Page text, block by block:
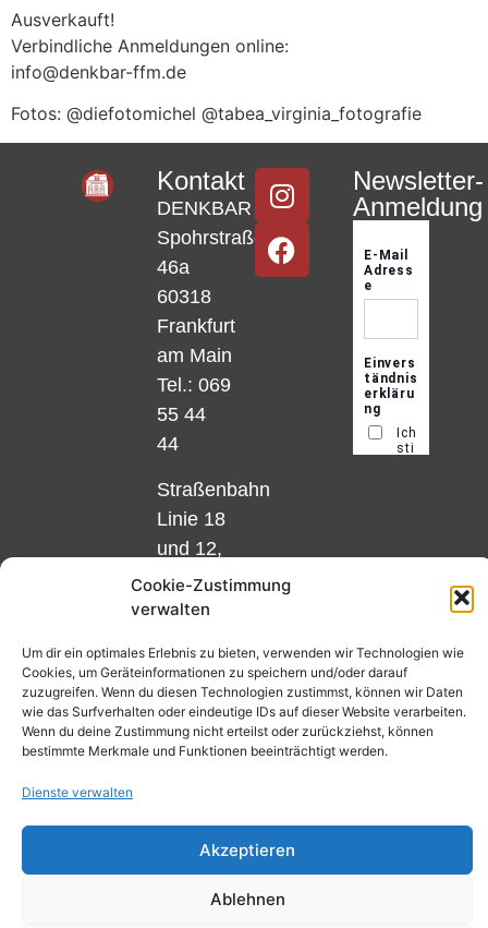
Cookie-Zustimmung
verwalten
Um dir ein optimales Erlebnis zu bieten, verwenden wir Technologien wie
Cookies, um Geräteinformationen zu speichern und/oder darauf
zuzugreifen. Wenn du diesen Technologien zustimmst, können wir Daten
wie das Surfverhalten oder eindeutige IDs auf dieser Website verarbeiten.
Wenn du deine Zustimmung nicht erteilst oder zurückziehst, können
bestimmte Merkmale und Funktionen beeinträchtigt werden.
Dienste verwalten
Akzeptieren
Ablehnen
Ausverkauft!
Verbindliche Anmeldungen online:
info@denkbar-ffm.de
Fotos: @diefotomichel @tabea_virginia_fotografie
Kontakt
DENKBAR
Spohrstraße
46a
60318
Frankfurt
am Main
Tel.: 069
55 44
44
Straßenbahn
Linie 18
und 12,
Haltestelle
Matthias-
Platz
oder
Bus Nr.
32,
Newsletter-
Anmeldung
Datenschutzerklärung